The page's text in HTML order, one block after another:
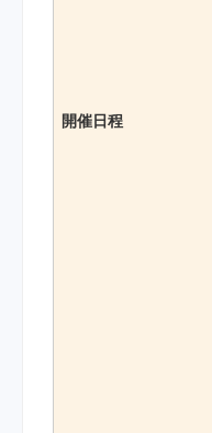
開催日程